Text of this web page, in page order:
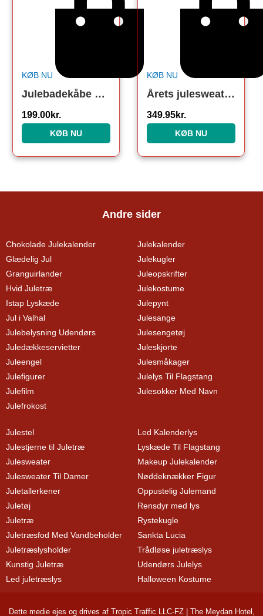
KØB NU
Julebadekåbe Rød
199.00kr.
KØB NU
KØB NU
Årets julesweater: Heal The World Velgørenhed – herre / mænd. Ugly Christmas Sweater lavet i Danmark
349.95kr.
KØB NU
Andre sider
Chokolade Julekalender
Glædelig Jul
Granguirlander
Hvid Juletræ
Istap Lyskæde
Jul i Valhal
Julebelysning Udendørs
Juledækkeservietter
Juleengel
Julefigurer
Julefilm
Julefrokost
Julekalender
Julekugler
Juleopskrifter
Julekostume
Julepynt
Julesange
Julesengetøj
Juleskjorte
Julesmåkager
Julelys Til Flagstang
Julesokker Med Navn
Julestel
Julestjerne til Juletræ
Julesweater
Julesweater Til Damer
Juletallerkener
Juletøj
Juletræ
Juletræsfod Med Vandbeholder
Juletræslysholder
Kunstig Juletræ
Led juletræslys
Led Kalenderlys
Lyskæde Til Flagstang
Makeup Julekalender
Nøddeknækker Figur
Oppustelig Julemand
Rensdyr med lys
Rystekugle
Sankta Lucia
Trådløse juletræslys
Udendørs Julelys
Halloween Kostume
Dette medie ejes og drives af Tropic Traffic LLC-FZ | The Meydan Hotel,